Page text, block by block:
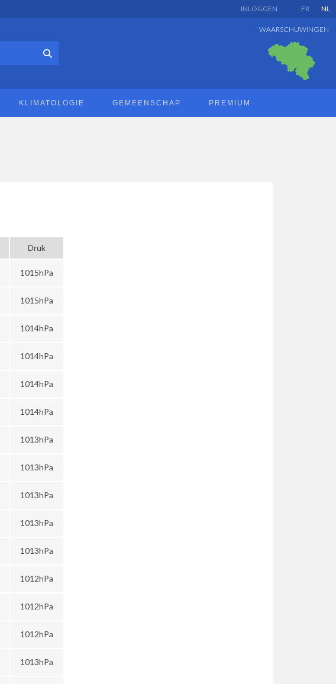
FR NL
INLOGGEN
WAARSCHUWINGEN
KLIMATOLOGIE GEMEENSCHAP PREMIUM
Druk
1015hPa
1015hPa
1014hPa
1014hPa
1014hPa
1014hPa
1013hPa
1013hPa
1013hPa
1013hPa
1013hPa
1012hPa
1012hPa
1012hPa
1013hPa